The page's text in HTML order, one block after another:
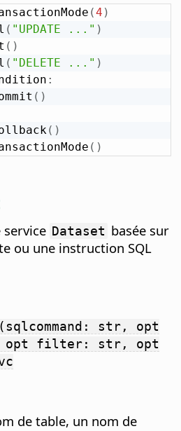
(4 )
( "UPDATE ..." )
( )
( "DELETE ..." )
:
( )
( )
( )
service Dataset basée sur
ou une instruction SQL
str, opt
opt filter: str, opt
de table, un nom de